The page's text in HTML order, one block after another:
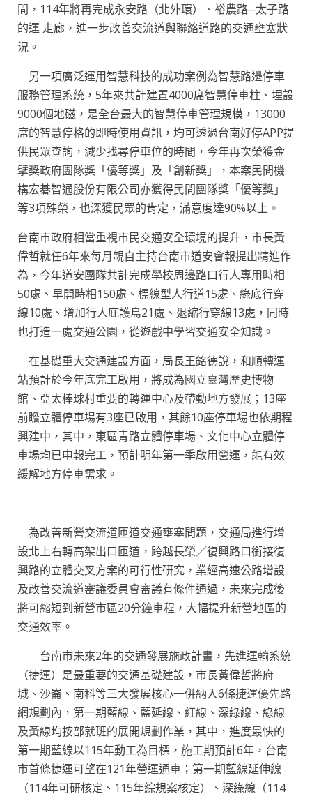
間，114年將再完成永安路（北外環）、裕農路─太子路
的運 走廊，進一步改善交流道與聯絡道路的交通壅塞狀
況。
另一項廣泛運用智慧科技的成功案例為智慧路邊停車
服務管理系統，5年來共計建置4000席智慧停車柱、埋設
9000個地磁，是全台最大的智慧停車管理規模，13000
席的智慧停格的即時使用資訊，均可透過台南好停APP提
供民眾查詢，減少找尋停車位的時間，今年再次榮獲金
擘獎政府團隊獎「優等獎」及「創新獎」，本案民間機
構宏碁智通股份有限公司亦獲得民間團隊獎「優等獎」
等3項殊榮，也深獲民眾的肯定，滿意度達90%以上。
台南市政府相當重視市民交通安全環境的提升，市長黃
偉哲就任6年來每月親自主持台南市道安會報提出精進作
為，今年道安團隊共計完成學校周邊路口行人專用時相
50處、早開時相150處、標線型人行道15處、綠底行穿
線10處、增加行人庇護島21處、退縮行穿線13處，同時
也打造一處交通公園，從遊戲中學習交通安全知識。
在基礎重大交通建設方面，局長王銘德說，和順轉運
站預計於今年底完工啟用，將成為國立臺灣歷史博物
館、亞太棒球村重要的轉運中心及帶動地方發展；13座
前瞻立體停車場有3座已啟用，其餘10座停車場也依期程
興建中，其中，東區青路立體停車場、文化中心立體停
車場均已申報完工，預計明年第一季啟用營運，能有效
緩解地方停車需求。
為改善新營交流道匝道交通壅塞問題，交通局進行增
設北上右轉高架出口匝道，跨越長榮／復興路口銜接復
興路的立體交叉方案的可行性研究，業經高速公路增設
及改善交流道審議委員會審議有條件通過，未來完成後
將可縮短到新營市區20分鐘車程，大幅提升新營地區的
交通效率。
台南市未來2年的交通發展施政計畫，先進運輸系統
（捷運）是最重要的交通基礎建設，市長黃偉哲將府
城、沙崙、南科等三大發展核心一併納入6條捷運優先路
網規劃內，第一期藍線、藍延線、紅線、深綠線、綠線
及黃線均按部就班的展開規劃作業，其中，進度最快的
第一期藍線以115年動工為目標，施工期預計6年，台南
市首條捷運可望在121年營運通車；第一期藍線延伸線
（114年可研核定、115年綜規案核定）、深綠線（114